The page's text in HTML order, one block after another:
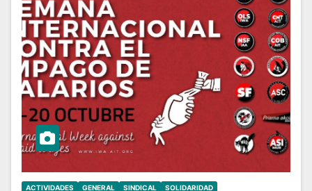
ACTIVIDADES GENERAL SINDICAL SOLIDARIDAD